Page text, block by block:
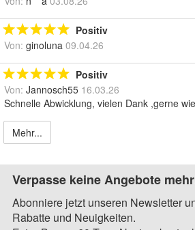
Positiv
Von: ginoluna 09.04.26
Positiv
Von: Jannosch55 16.03.26
Schnelle Abwicklung, vielen Dank ,gerne
Mehr...
Verpasse keine Angebote
Abonniere jetzt unseren Newsletter
Rabatte und Neuigkeiten.